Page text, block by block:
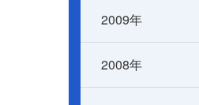
2009年
2008年